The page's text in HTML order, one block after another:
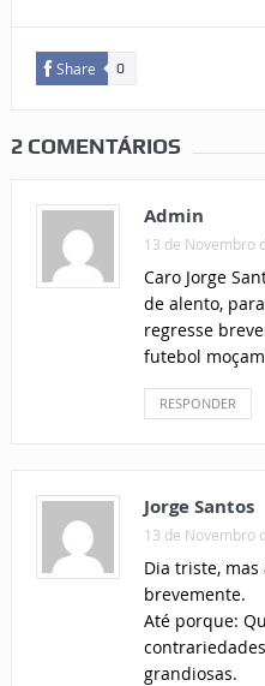
Share 0
2 COMENTÁRIOS
Admin
13 de Novembro
Caro Jorge
de alento,
regresse
futebol
RESPONDER
Jorge Santos
13 de Novembro
Dia triste, mas
brevemente.
Até porque:
grandiosas.